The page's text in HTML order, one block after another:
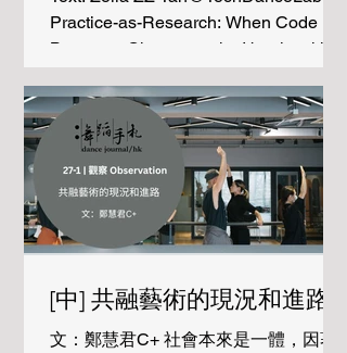
Practice-as-Research: When Code
Becomes Choreography I begin with a
physical sensation is treated as data?
Drawing on practice and theory, I treat
coding not as backstage support but
as a fully fledged choreographic
medium. Zelia performing a VJ set
(2024) at a club event alongside her
dance cohort and professor Ariel
Osterweis, blending real-time visuals
and movement in a vibrant, high-
energy environment /
[中] 共融藝術的現況和進路
文：鄭慧君C+ 社會本來是一體，因著